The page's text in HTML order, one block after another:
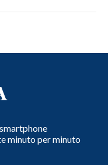
minuto per minuto